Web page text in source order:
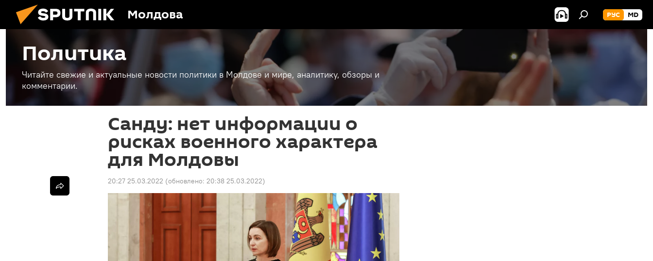
Молдова РУС MD
Политика
Читайте свежие и актуальные новости политики в Молдове и мире, аналитику, обзоры и
комментарии.
Санду: нет информации о
рисках военного характера
для Молдовы
20:27 25.03.2022 (обновлено: 20:38 25.03.2022)